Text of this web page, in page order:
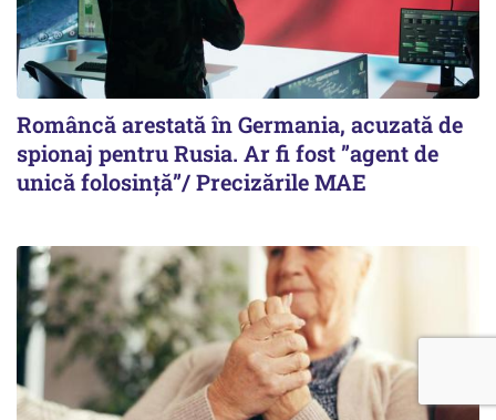
Româncă arestată în Germania, acuzată de
spionaj pentru Rusia. Ar fi fost ”agent de
unică folosință”/ Precizările MAE